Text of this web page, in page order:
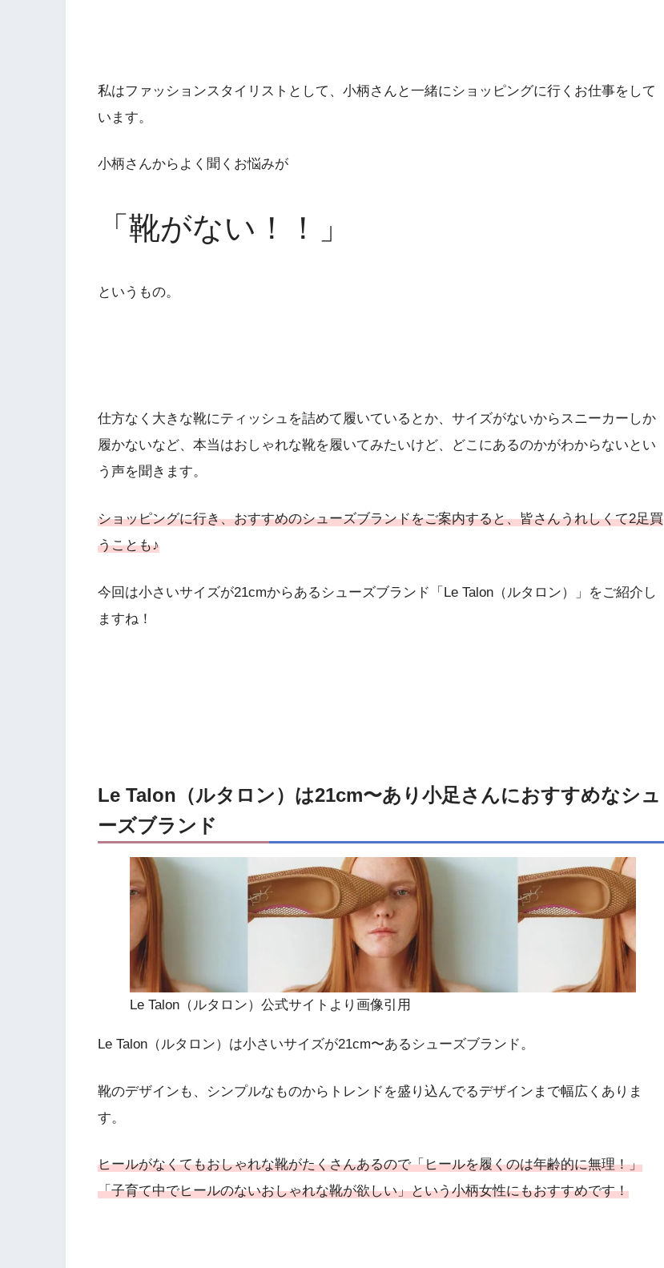
私はファッションスタイリストとして、小柄さんと一緒にショッピングに行くお仕事をして
います。
小柄さんからよく聞くお悩みが
「靴がない！！」
というもの。
仕方なく大きな靴にティッシュを詰めて履いているとか、サイズがないからスニーカーしか
履かないなど、本当はおしゃれな靴を履いてみたいけど、どこにあるのかがわからないとい
う声を聞きます。
ショッピングに行き、おすすめのシューズブランドをご案内すると、皆さんうれしくて2足買
うことも♪
今回は小さいサイズが21cmからあるシューズブランド「Le Talon（ルタロン）」をご紹介し
ますね！
Le Talon（ルタロン）は21cm〜あり小足さんにおすすめなシュ
ーズブランド
Le Talon（ルタロン）公式サイトより画像引用
Le Talon（ルタロン）は小さいサイズが21cm〜あるシューズブランド。
靴のデザインも、シンプルなものからトレンドを盛り込んでるデザインまで幅広くありま
す。
ヒールがなくてもおしゃれな靴がたくさんあるので「ヒールを履くのは年齢的に無理！」
「子育て中でヒールのないおしゃれな靴が欲しい」という小柄女性にもおすすめです！